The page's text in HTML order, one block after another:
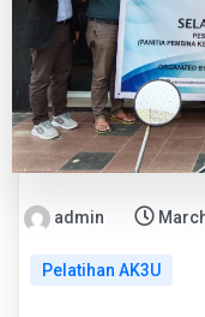
admin
Pelatihan AK3U